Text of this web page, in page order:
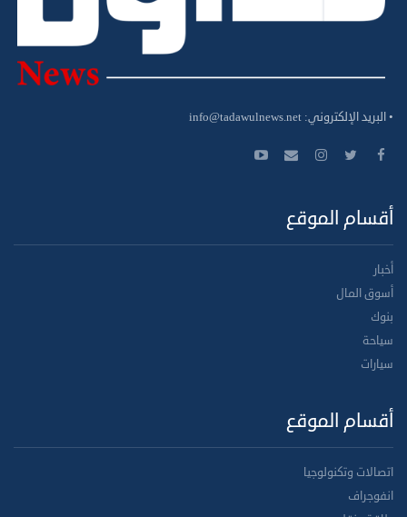
• البريد الإلكتروني: info@tadawulnews.net
أقسام الموقع
أخبار
أسوق المال
بنوك
سياحة
سيارات
أقسام الموقع
اتصالات وتكنولوجيا
انفوجراف